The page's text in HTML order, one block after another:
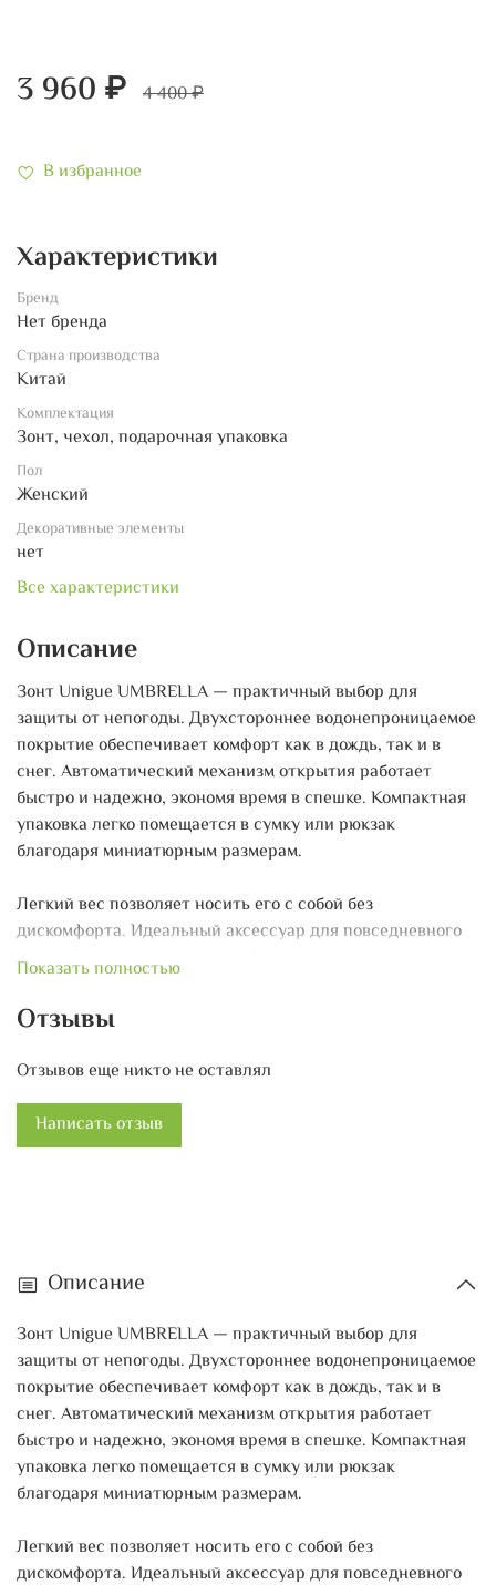
3 960 ₽ 4 400 ₽
В избранное
Характеристики
Бренд
Нет бренда
Страна производства
Китай
Комплектация
Зонт, чехол, подарочная упаковка
Пол
Женский
Декоративные элементы
нет
Все характеристики
Описание
Зонт Unigue UMBRELLA — практичный выбор для
защиты от непогоды. Двухстороннее водонепроницаемое
покрытие обеспечивает комфорт как в дождь, так и в
снег. Автоматический механизм открытия работает
быстро и надежно, экономя время в спешке. Компактная
упаковка легко помещается в сумку или рюкзак
благодаря миниатюрным размерам.
Легкий вес позволяет носить его с собой без
дискомфорта. Идеальный аксессуар для повседневного
использования и активного образа жизни.
Показать полностью
Отзывы
Отзывов еще никто не оставлял
Написать отзыв
Описание
Зонт Unigue UMBRELLA — практичный выбор для
защиты от непогоды. Двухстороннее водонепроницаемое
покрытие обеспечивает комфорт как в дождь, так и в
снег. Автоматический механизм открытия работает
быстро и надежно, экономя время в спешке. Компактная
упаковка легко помещается в сумку или рюкзак
благодаря миниатюрным размерам.
Легкий вес позволяет носить его с собой без
дискомфорта. Идеальный аксессуар для повседневного